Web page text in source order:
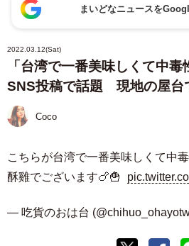
まいどなニュースを
2022.03.12(Sat)
「台湾で一番美味しくて中毒
SNS投稿で話題 現地の屋台
Coco
こちらが台湾で一番美味しくて中
酥雞でございます🍗🍟
— 吃貨のおは台